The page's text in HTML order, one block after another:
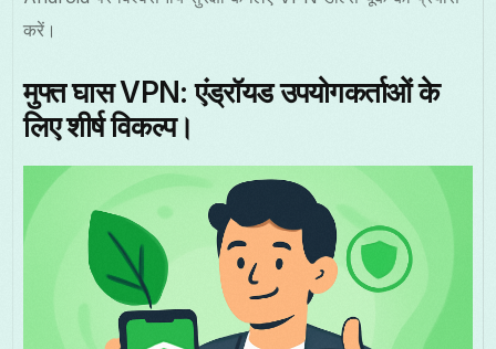
करें।
मुफ्त घास VPN: एंड्रॉयड उपयोगकर्ताओं के
लिए शीर्ष विकल्प।